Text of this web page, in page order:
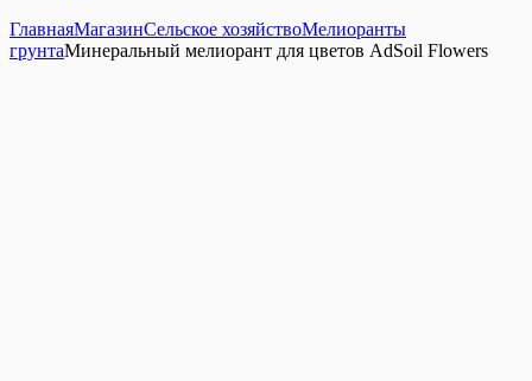
ГлавнаяМагазинСельское хозяйствоМелиоранты
грунтаМинеральный мелиорант для цветов AdSoil Flowers